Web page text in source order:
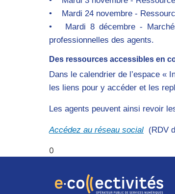
• Mardi 24 novembre -
• Mardi 8 décembre -
professionnelles des agents.
Des ressources accessibles en
Dans le calendrier de l’espace «
les liens pour y accéder et les
Les agents peuvent ainsi revoir
Accédez au réseau social (RDV
0